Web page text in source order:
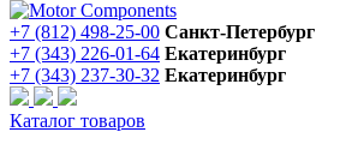
+7 (812) 498-25-00 Санкт-Петербург
+7 (343) 226-01-64 Екатеринбург
+7 (343) 237-30-32 Екатеринбург
Каталог товаров